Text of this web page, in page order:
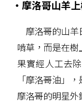
‧摩洛哥山羊
摩洛哥的山羊
啃草，而是在樹
果實經人工去
「摩洛哥油」
摩洛哥的明星